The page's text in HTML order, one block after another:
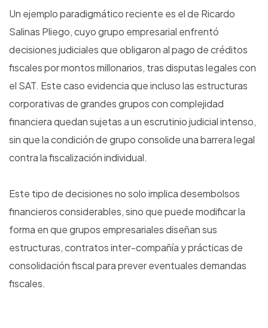
Un ejemplo paradigmático reciente es el de Ricardo
Salinas Pliego, cuyo grupo empresarial enfrentó
decisiones judiciales que obligaron al pago de créditos
fiscales por montos millonarios, tras disputas legales con
el SAT. Este caso evidencia que incluso las estructuras
corporativas de grandes grupos con complejidad
financiera quedan sujetas a un escrutinio judicial intenso,
sin que la condición de grupo consolide una barrera legal
contra la fiscalización individual.
Este tipo de decisiones no solo implica desembolsos
financieros considerables, sino que puede modificar la
forma en que grupos empresariales diseñan sus
estructuras, contratos inter-compañía y prácticas de
consolidación fiscal para prever eventuales demandas
fiscales.